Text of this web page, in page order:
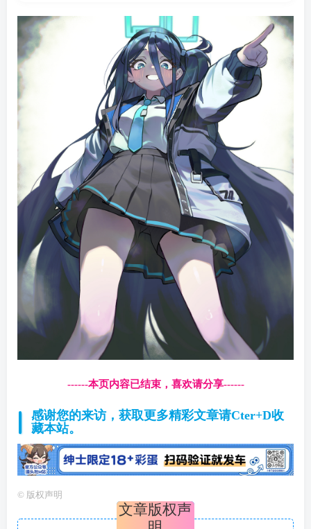
------本页内容已结束，喜欢请分享------
感谢您的来访，获取更多精彩文章请Cter+D收
藏本站。
© 版权声明
文章版权声